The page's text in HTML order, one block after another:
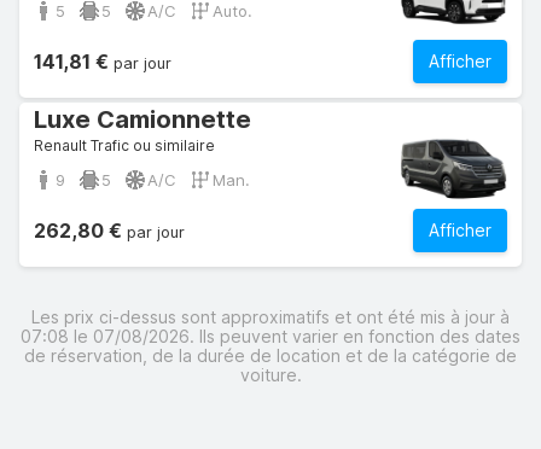
5 5 A/C Auto.
Afficher
141,81 € par jour
Luxe Camionnette
Renault Trafic ou similaire
9 5 A/C Man.
Afficher
262,80 € par jour
Les prix ci-dessus sont approximatifs et ont été mis à jour à
07:08 le 07/08/2026. Ils peuvent varier en fonction des dates
de réservation, de la durée de location et de la catégorie de
voiture.